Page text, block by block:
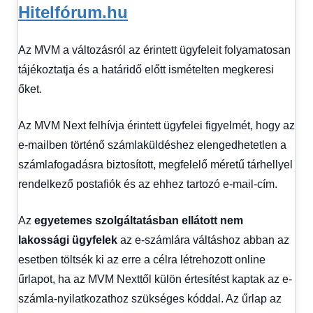
Hitelfórum.hu
Az MVM a változásról az érintett ügyfeleit folyamatosan
tájékoztatja és a határidő előtt ismételten megkeresi
őket.
Az MVM Next felhívja érintett ügyfelei figyelmét, hogy az
e-mailben történő számlaküldéshez elengedhetetlen a
számlafogadásra biztosított, megfelelő méretű tárhellyel
rendelkező postafiók és az ehhez tartozó e-mail-cím.
Az egyetemes szolgáltatásban ellátott nem
lakossági ügyfelek az e-számlára váltáshoz abban az
esetben töltsék ki az erre a célra létrehozott online
űrlapot, ha az MVM Nexttől külön értesítést kaptak az e-
számla-nyilatkozathoz szükséges kóddal. Az űrlap az